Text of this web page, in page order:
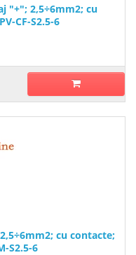
"+"; 2,5÷6mm2; cu
CF-S2.5-6
cu contacte;
S2.5-6